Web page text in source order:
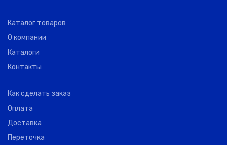
Каталог товаров
О компании
Каталоги
Контакты
Как сделать заказ
Оплата
Доставка
Переточка